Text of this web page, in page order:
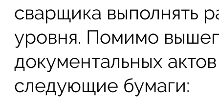
сварщика выполнять
уровня. Помимо
документальных
следующие бумаги: